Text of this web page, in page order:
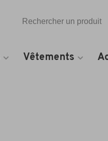
Vêtements